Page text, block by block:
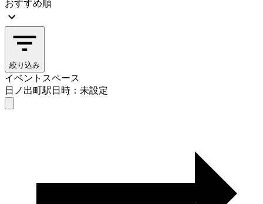
おすすめ順
絞り込み
イベントスペース
日ノ出町駅日時：未設定